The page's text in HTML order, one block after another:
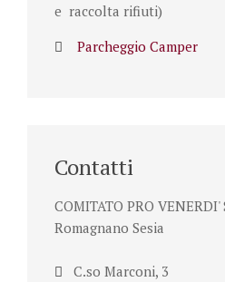
e raccolta rifiuti)
Parcheggio Camper
Contatti
COMITATO PRO VENERDI'
Romagnano Sesia
C.so Marconi, 3